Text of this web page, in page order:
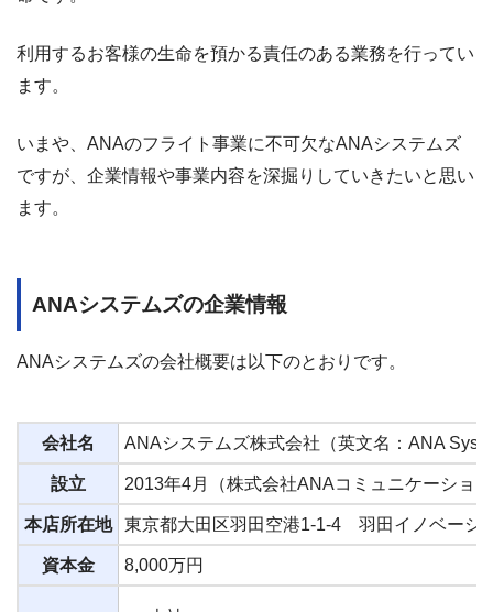
利用するお客様の生命を預かる責任のある業務を行ってい
ます。
いまや、ANAのフライト事業に不可欠なANAシステムズ
ですが、企業情報や事業内容を深掘りしていきたいと思い
ます。
ANAシステムズの企業情報
ANAシステムズの会社概要は以下のとおりです。
会社名 ANAシステムズ株式会社（英文名：ANA
設立 2013年4月（株式会社ANAコミュニケーショ
本店所在地 東京都大田区羽田空港1-1-4 羽田イノベーシ
資本金 8,000万円